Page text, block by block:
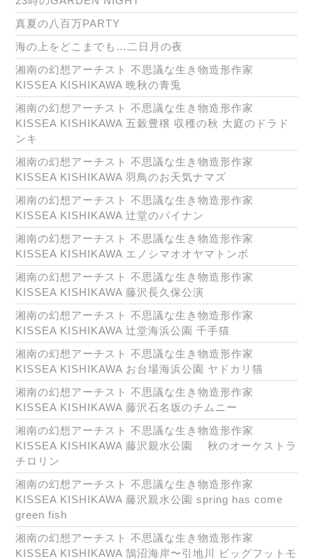
真夏の八百万PARTY
海の上をどこまでも…二日月の夜
湘南の幻想アーチスト 不思議な生き物造形作家
KISSEA KISHIKAWA 晩秋の青兎
湘南の幻想アーチスト 不思議な生き物造形作家
KISSEA KISHIKAWA 五穀豊穣 収穫の秋 大庭のドラド
ンキ
湘南の幻想アーチスト 不思議な生き物造形作家
KISSEA KISHIKAWA 羽鳥のお天気ナマズ
湘南の幻想アーチスト 不思議な生き物造形作家
KISSEA KISHIKAWA 辻堂のパイナン
湘南の幻想アーチスト 不思議な生き物造形作家
KISSEA KISHIKAWA エノシマオオヤマトンボ
湘南の幻想アーチスト 不思議な生き物造形作家
KISSEA KISHIKAWA 藤沢長久保公演
湘南の幻想アーチスト 不思議な生き物造形作家
KISSEA KISHIKAWA 辻堂海浜公園 千手猫
湘南の幻想アーチスト 不思議な生き物造形作家
KISSEA KISHIKAWA お台場海浜公園 ヤドカリ猫
湘南の幻想アーチスト 不思議な生き物造形作家
KISSEA KISHIKAWA 藤沢石名坂のチムニー
湘南の幻想アーチスト 不思議な生き物造形作家
KISSEA KISHIKAWA 藤沢親水公園 秋のオーケストラ
チロリン
湘南の幻想アーチスト 不思議な生き物造形作家
KISSEA KISHIKAWA 藤沢親水公園 spring has come
green fish
湘南の幻想アーチスト 不思議な生き物造形作家
KISSEA KISHIKAWA 鵠沼海岸〜引地川 ビッグフットモ